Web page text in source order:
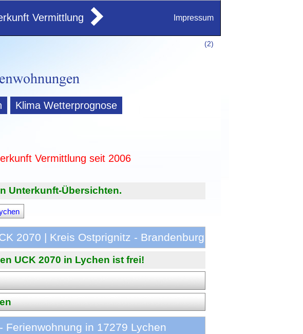
Vermittlung Impressum
(2)
Klima Wetterprognose
Vermittlung seit 2006
Unterkunft-Übersichten.
2070 | Kreis Ostprignitz - Brandenburg
UCK 2070 in Lychen ist frei!
Ferienwohnung in 17279 Lychen